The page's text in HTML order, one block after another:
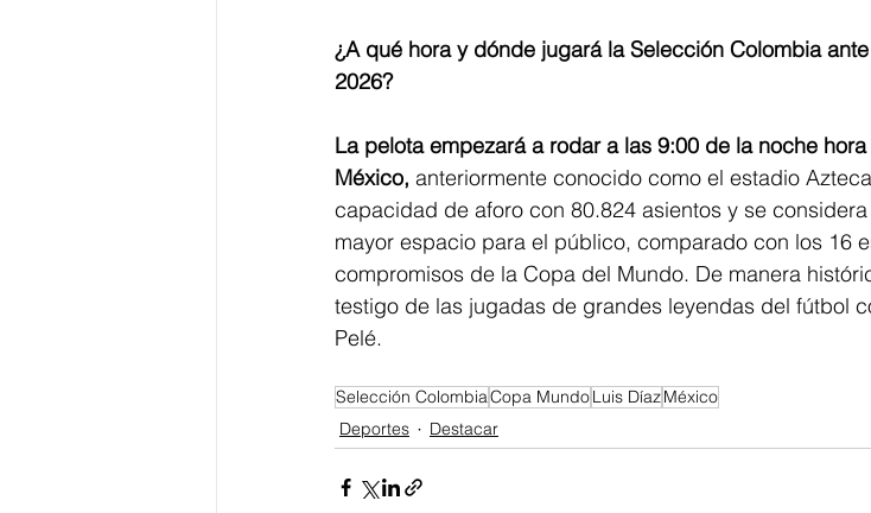
¿A qué hora y dónde jugará la Selección Colombia
2026?
La pelota empezará a rodar a las 9:00 de la noche
México, anteriormente conocido como el estadio
capacidad de aforo con 80.824 asientos y se
mayor espacio para el público, comparado con los 16
compromisos de la Copa del Mundo. De manera
testigo de las jugadas de grandes leyendas del fútbol
Pelé.
Selección ColombiaCopa MundoLuis DíazMéxico
Deportes
Destacar